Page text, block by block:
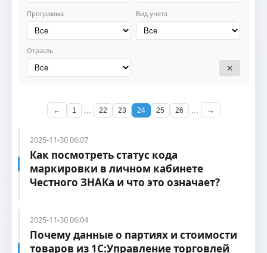
Программа Вид учета
Отрасль
✕
← 1 ... 22 23 24 25 26 ... →
2025-11-30 06:07
Как посмотреть статус кода
маркировки в личном кабинете
Честного ЗНАКа и что это означает?
2025-11-30 06:04
Почему данные о партиях и стоимости
товаров из 1С:Управление торговлей